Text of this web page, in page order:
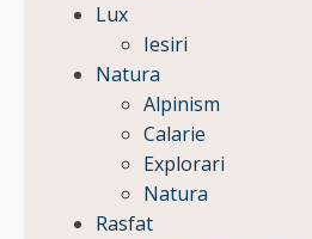
Lux
Iesiri
Natura
Alpinism
Calarie
Explorari
Natura
Rasfat